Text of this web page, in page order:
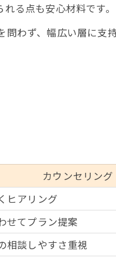
る点も安心材料です。
わず、幅広い層に支
カウンセリング
ヒアリング
せてプラン提案
相談しやすさ重視